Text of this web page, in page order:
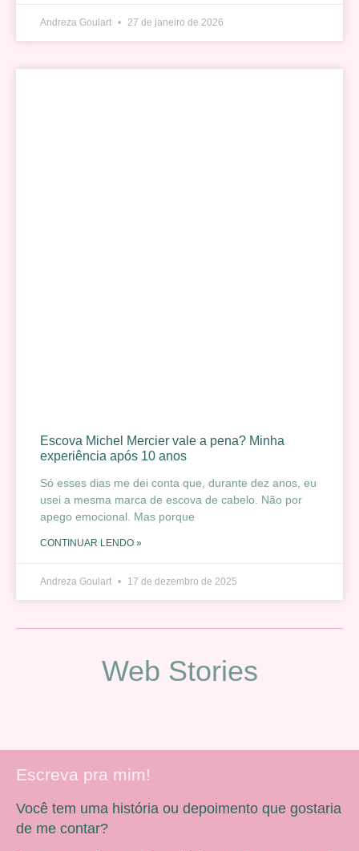
Andreza Goulart 27 de janeiro de 2026
Escova Michel Mercier vale a pena? Minha
experiência após 10 anos
Só esses dias me dei conta que, durante dez anos, eu
usei a mesma marca de escova de cabelo. Não por
apego emocional. Mas porque
CONTINUAR LENDO »
Andreza Goulart 17 de dezembro de 2025
Web Stories
Escreva pra mim!
Você tem uma história ou depoimento que gostaria
de me contar?